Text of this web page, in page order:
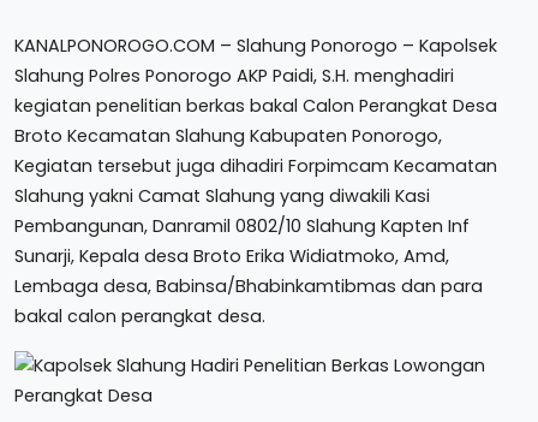
KANALPONOROGO.COM – Slahung Ponorogo – Kapolsek
Slahung Polres Ponorogo AKP Paidi, S.H. menghadiri
kegiatan penelitian berkas bakal Calon Perangkat Desa
Broto Kecamatan Slahung Kabupaten Ponorogo,
Kegiatan tersebut juga dihadiri Forpimcam Kecamatan
Slahung yakni Camat Slahung yang diwakili Kasi
Pembangunan, Danramil 0802/10 Slahung Kapten Inf
Sunarji, Kepala desa Broto Erika Widiatmoko, Amd,
Lembaga desa, Babinsa/Bhabinkamtibmas dan para
bakal calon perangkat desa.